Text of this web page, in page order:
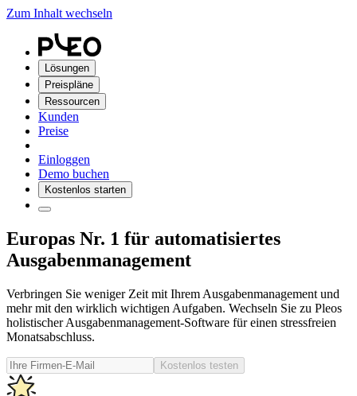
Zum Inhalt wechseln
Lösungen
Preispläne
Ressourcen
Kunden
Preise
Einloggen
Demo buchen
Kostenlos starten
Europas Nr. 1 für automatisiertes
Ausgabenmanagement
Verbringen Sie weniger Zeit mit Ihrem Ausgabenmanagement und
mehr mit den wirklich wichtigen Aufgaben. Wechseln Sie zu Pleos
holistischer Ausgabenmanagement-Software für einen stressfreien
Monatsabschluss.
Kostenlos testen